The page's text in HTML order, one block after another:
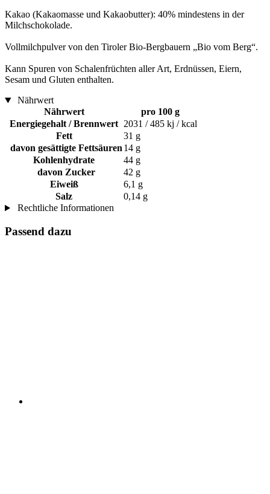
Kakao (Kakaomasse und Kakaobutter): 40% mindestens in der
Milchschokolade.
Vollmilchpulver von den Tiroler Bio-Bergbauern „Bio vom Berg“.
Kann Spuren von Schalenfrüchten aller Art, Erdnüssen, Eiern,
Sesam und Gluten enthalten.
Nährwert
Nährwert
pro 100 g
Energiegehalt / Brennwert 2031 / 485 kj / kcal
Fett
31 g
davon gesättigte Fettsäuren 14 g
Kohlenhydrate
44 g
davon Zucker
42 g
Eiweiß
6,1 g
Salz
0,14 g
Rechtliche Informationen
Passend dazu